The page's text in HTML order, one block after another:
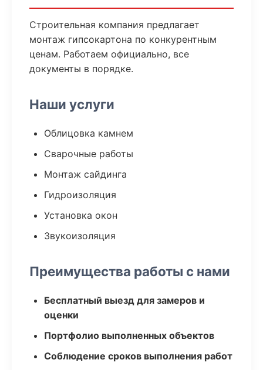
Строительная компания предлагает
монтаж гипсокартона по конкурентным
ценам. Работаем официально, все
документы в порядке.
Наши услуги
Облицовка камнем
Сварочные работы
Монтаж сайдинга
Гидроизоляция
Установка окон
Звукоизоляция
Преимущества работы с нами
Бесплатный выезд для замеров и
оценки
Портфолио выполненных объектов
Соблюдение сроков выполнения работ